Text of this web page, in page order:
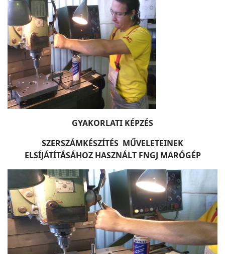
GYAKORLATI KÉPZÉS
SZERSZÁMKÉSZÍTÉS MŰVELETEINEK
ELSÍJÁTÍTÁSÁHOZ HASZNÁLT FNGJ MARÓGÉP